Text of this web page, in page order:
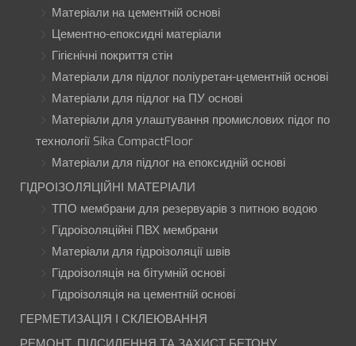
Матеріали на цементній основі
Цементно-епоксидні матеріали
Гігієнічні покриття стін
Матеріали для підлог поліуретан-цементній основі
Матеріали для підлог на ПУ основі
Матеріали для улаштування промислових підог по
технології Sika CompactFloor
Матеріали для підлог на епоксидній основі
ГІДРОІЗОЛЯЦІЙНІ МАТЕРІАЛИ
ТПО мембрани для резервуарів з питною водою
Гідроізоляційні ПВХ мембрани
Матеріали для гідроізоляції швів
Гідроізоляція на бітумній основі
Гідроізоляція на цементній основі
ГЕРМЕТИЗАЦІЯ І СКЛЕЮВАННЯ